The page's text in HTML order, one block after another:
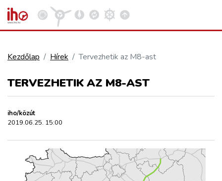
KÖZLEKEDÉSFEJLESZTÉS
Kezdőlap Hírek Tervezhetik az M8-ast
TERVEZHETIK AZ M8-AST
iho/közút
2019.06.25. 15:00